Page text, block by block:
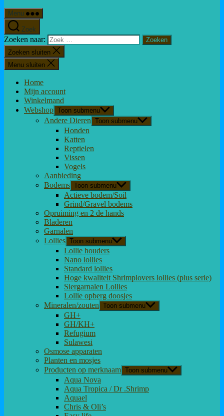
Menu
Zoek
Zoeken naar:
Zoeken sluiten
Menu sluiten
Home
Mijn account
Winkelmand
Webshop Toon submenu
Andere Dieren Toon submenu
Honden
Katten
Reptielen
Vissen
Vogels
Aanbieding
Bodems Toon submenu
Actieve bodem/Soil
Grind/Gravel bodems
Opruiming en 2 de hands
Bladeren
Garnalen
Lollies Toon submenu
Lollie houders
Nano lollies
Standard lollies
Hoge kwaliteit Shrimplovers lollies (plus serie)
Siergarnalen Lollies
Lollie opberg doosjes
Mineralen/zouten Toon submenu
GH+
GH/KH+
Refugium
Sulawesi
Osmose apparaten
Planten en mosjes
Producten op merknaam Toon submenu
Aqua Nova
Aqua Tropica / Dr .Shrimp
Aquael
Chris & Oli’s